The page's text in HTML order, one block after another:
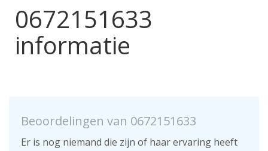
0672151633
informatie
Beoordelingen van 0672151633
Er is nog niemand die zijn of haar ervaring heeft